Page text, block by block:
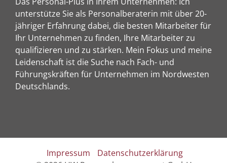
unterstütze Sie als Personalberaterin mit über 20-
jähriger Erfahrung dabei, die besten Mitarbeiter für
Ihr Unternehmen zu finden, Ihre Mitarbeiter zu
qualifizieren und zu stärken. Mein Fokus und meine
Leidenschaft ist die Suche nach Fach- und
Führungskräften für Unternehmen im Nordwesten
Deutschlands.
Impressum
Datenschutzerklärung